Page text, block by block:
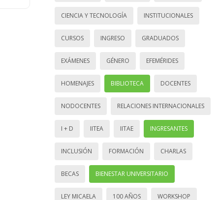
CIENCIA Y TECNOLOGÍA INSTITUCIONALES
CURSOS INGRESO GRADUADOS
EXÁMENES GÉNERO EFEMÉRIDES
HOMENAJES BIBLIOTECA DOCENTES
NODOCENTES RELACIONES INTERNACIONALES
I + D IITEA IITAE INGRESANTES
INCLUSIÓN FORMACIÓN CHARLAS
BECAS BIENESTAR UNIVERSITARIO
LEY MICAELA 100 AÑOS WORKSHOP